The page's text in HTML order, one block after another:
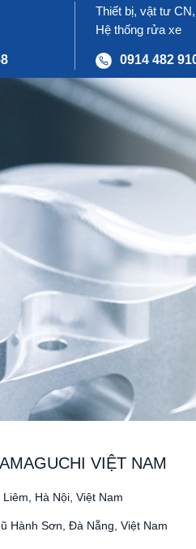
Thiết bị, vật tư CN,
Hệ thống rửa xe
0914 482
VIỆT NAM
Hà Nội, Việt Nam
Hành Sơn, Đà Nẵng, Việt Nam